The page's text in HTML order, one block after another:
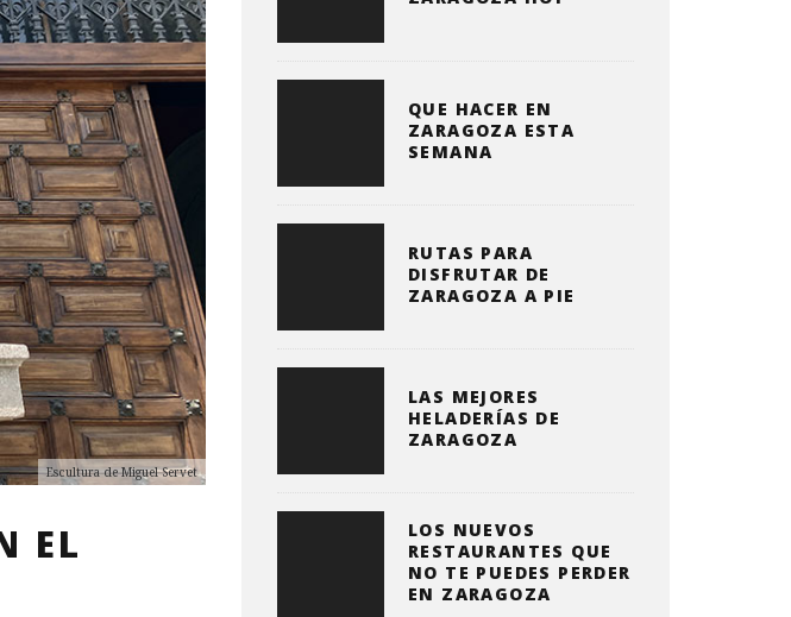
Escultura de Miguel Servet
EL
QUE HACER EN
ZARAGOZA ESTA
SEMANA
RUTAS PARA
DISFRUTAR DE
ZARAGOZA A PIE
LAS MEJORES
HELADERÍAS DE
ZARAGOZA
LOS NUEVOS
RESTAURANTES QUE
NO TE PUEDES PERDER
EN ZARAGOZA